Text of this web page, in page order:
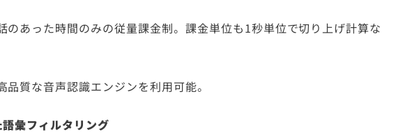
のあった時間のみの従量課金制。課金単位も1秒単位で切り上げ計算な
質な音声認識エンジンを利用可能。
彙フィルタリング